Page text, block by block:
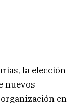
la elección
nuevos
en